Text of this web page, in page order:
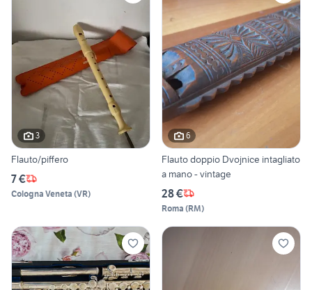
3
Flauto/piffero
7 €
Cologna Veneta (VR)
6
Flauto doppio Dvojnice intagliato
a mano - vintage
28 €
Roma (RM)